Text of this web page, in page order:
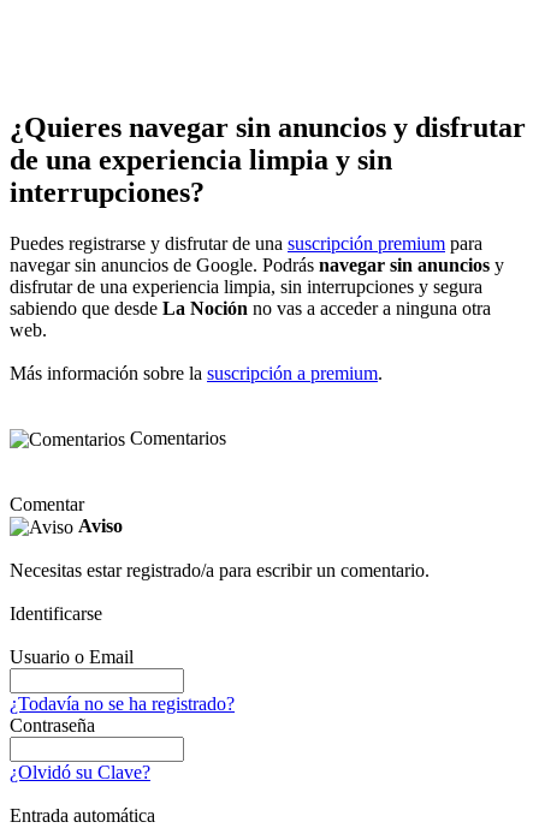
¿Quieres navegar sin anuncios y disfrutar
de una experiencia limpia y sin
interrupciones?
Puedes registrarse y disfrutar de una suscripción premium para
navegar sin anuncios de Google. Podrás navegar sin anuncios y
disfrutar de una experiencia limpia, sin interrupciones y segura
sabiendo que desde La Noción no vas a acceder a ninguna otra
web.
Más información sobre la suscripción a premium.
Comentarios
Comentar
Aviso
Necesitas estar registrado/a para escribir un comentario.
Identificarse
Usuario o Email
¿Todavía no se ha registrado?
Contraseña
¿Olvidó su Clave?
Entrada automática